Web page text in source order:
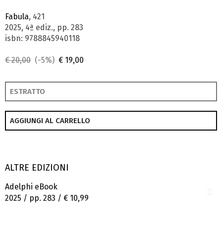
Fabula, 421
2025, 4ª ediz., pp. 283
isbn: 9788845940118
€ 20,00 (-5%) € 19,00
ESTRATTO
AGGIUNGI AL CARRELLO
ALTRE EDIZIONI
Adelphi eBook
2025 / pp. 283 / € 10,99